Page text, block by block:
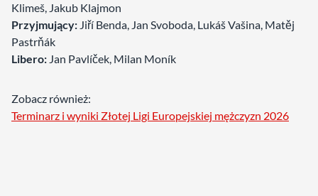
Klimeš, Jakub Klajmon
Przyjmujący: Jiří Benda, Jan Svoboda, Lukáš Vašina, Matěj
Pastrňák
Libero: Jan Pavlíček, Milan Moník
Zobacz również:
Terminarz i wyniki Złotej Ligi Europejskiej mężczyzn 2026